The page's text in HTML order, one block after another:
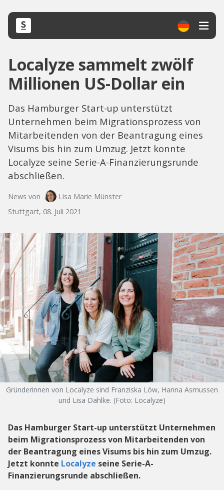
Localyze sammelt zwölf
Millionen US-Dollar ein
Das Hamburger Start-up unterstützt
Unternehmen beim Migrationsprozess von
Mitarbeitenden von der Beantragung eines
Visums bis hin zum Umzug. Jetzt konnte
Localyze seine Serie-A-Finanzierungsrunde
abschließen.
News von
Lisa Marie Münster
Stuttgart, 08. Juli 2021
Gründerinnen von Localyze sind Franziska Löw, Hanna Asmussen
und Lisa Dahlke. (Foto: Localyze)
Das Hamburger Start-up unterstützt Unternehmen
beim Migrationsprozess von Mitarbeitenden von
der Beantragung eines Visums bis hin zum Umzug.
Jetzt konnte Localyze seine Serie-A-
Finanzierungsrunde abschließen.